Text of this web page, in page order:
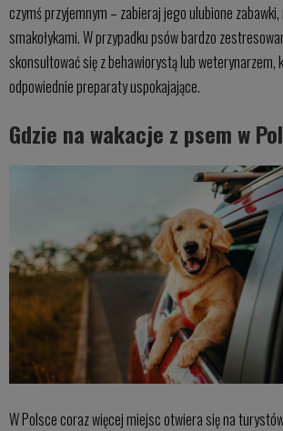
czymś przyjemnym – zabieraj jego ulubione
smakołykami. W przypadku psów bardzo
skonsultować się z behawiorystą lub weterynarzem,
odpowiednie preparaty uspokajające.
Gdzie na wakacje z psem w
W Polsce coraz więcej miejsc otwiera się na